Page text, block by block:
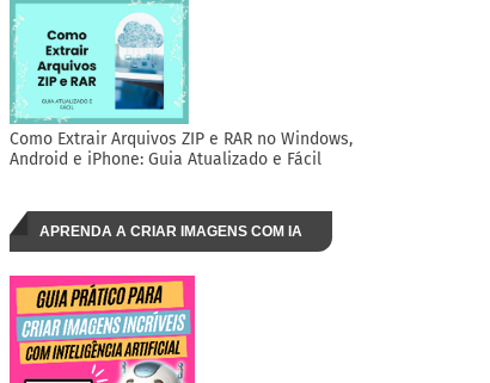
Como Extrair Arquivos ZIP e RAR no Windows,
Android e iPhone: Guia Atualizado e Fácil
APRENDA A CRIAR IMAGENS COM IA